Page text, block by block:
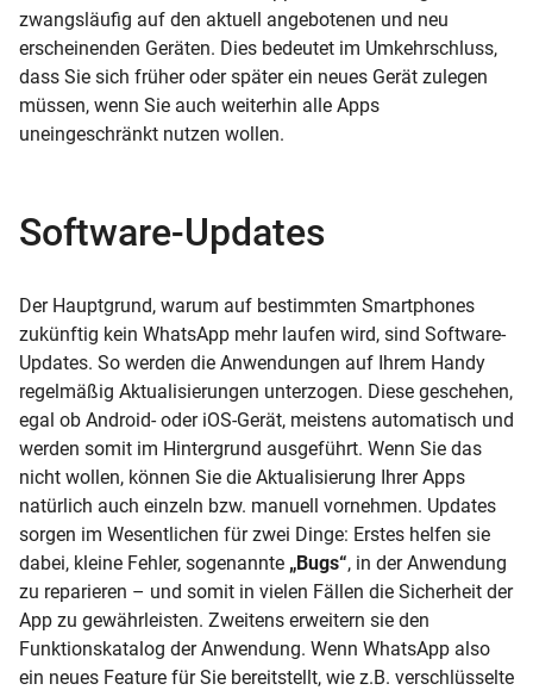
zwangsläufig auf den aktuell angebotenen und neu
erscheinenden Geräten. Dies bedeutet im Umkehrschluss,
dass Sie sich früher oder später ein neues Gerät zulegen
müssen, wenn Sie auch weiterhin alle Apps
uneingeschränkt nutzen wollen.
Software-Updates
Der Hauptgrund, warum auf bestimmten Smartphones
zukünftig kein WhatsApp mehr laufen wird, sind Software-
Updates. So werden die Anwendungen auf Ihrem Handy
regelmäßig Aktualisierungen unterzogen. Diese geschehen,
egal ob Android- oder iOS-Gerät, meistens automatisch und
werden somit im Hintergrund ausgeführt. Wenn Sie das
nicht wollen, können Sie die Aktualisierung Ihrer Apps
natürlich auch einzeln bzw. manuell vornehmen. Updates
sorgen im Wesentlichen für zwei Dinge: Erstes helfen sie
dabei, kleine Fehler, sogenannte „Bugs“, in der Anwendung
zu reparieren – und somit in vielen Fällen die Sicherheit der
App zu gewährleisten. Zweitens erweitern sie den
Funktionskatalog der Anwendung. Wenn WhatsApp also
ein neues Feature für Sie bereitstellt, wie z.B. verschlüsselte